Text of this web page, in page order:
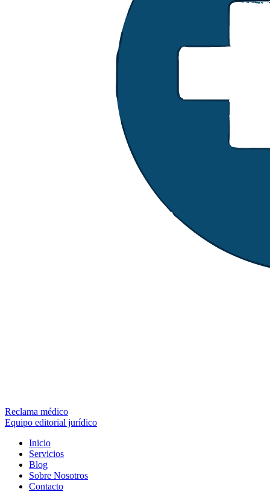
Reclama médico
Equipo editorial jurídico
Inicio
Servicios
Blog
Sobre Nosotros
Contacto